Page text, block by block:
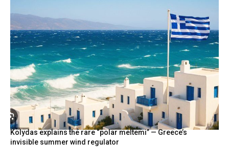
Kolydas explains the rare “polar meltemi” — Greece’s
invisible summer wind regulator